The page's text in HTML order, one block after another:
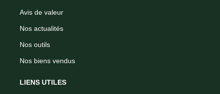
Avis de valeur
Nos actualités
Nos outils
Nos biens vendus
LIENS UTILES